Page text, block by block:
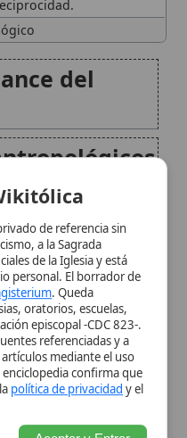
y
la
y justicia
y
de referencia sin
a la Sagrada
de la Iglesia y está
El borrador de
escuelas,
episcopal -CDC 823-.
confirma que
de privacidad
Aceptar y Entrar